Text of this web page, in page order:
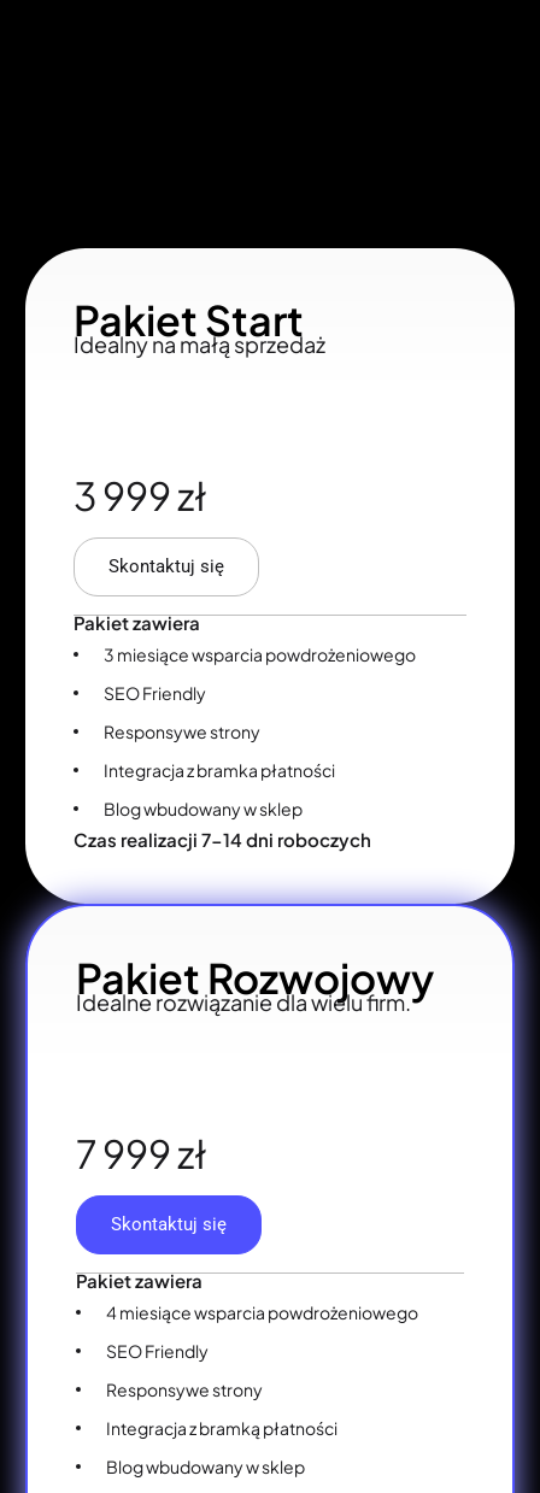
Pakiet Start
Idealny na małą sprzedaż
3 999 zł
Skontaktuj się
Pakiet zawiera
3 miesiące wsparcia powdrożeniowego
SEO Friendly
Responsywe strony
Integracja z bramka płatności
Blog wbudowany w sklep
Czas realizacji 7-14 dni roboczych
Pakiet Rozwojowy
Idealne rozwiązanie dla wielu firm.
7 999 zł
Skontaktuj się
Pakiet zawiera
4 miesiące wsparcia powdrożeniowego
SEO Friendly
Responsywe strony
Integracja z bramką płatności
Blog wbudowany w sklep